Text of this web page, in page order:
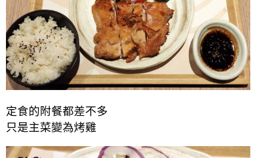
定食的附餐都差不多
只是主菜變為烤雞